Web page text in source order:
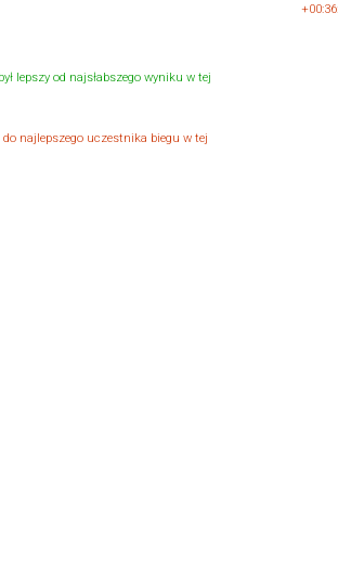
lepszy od najsłabszego wyniku w tej
do najlepszego uczestnika biegu w tej